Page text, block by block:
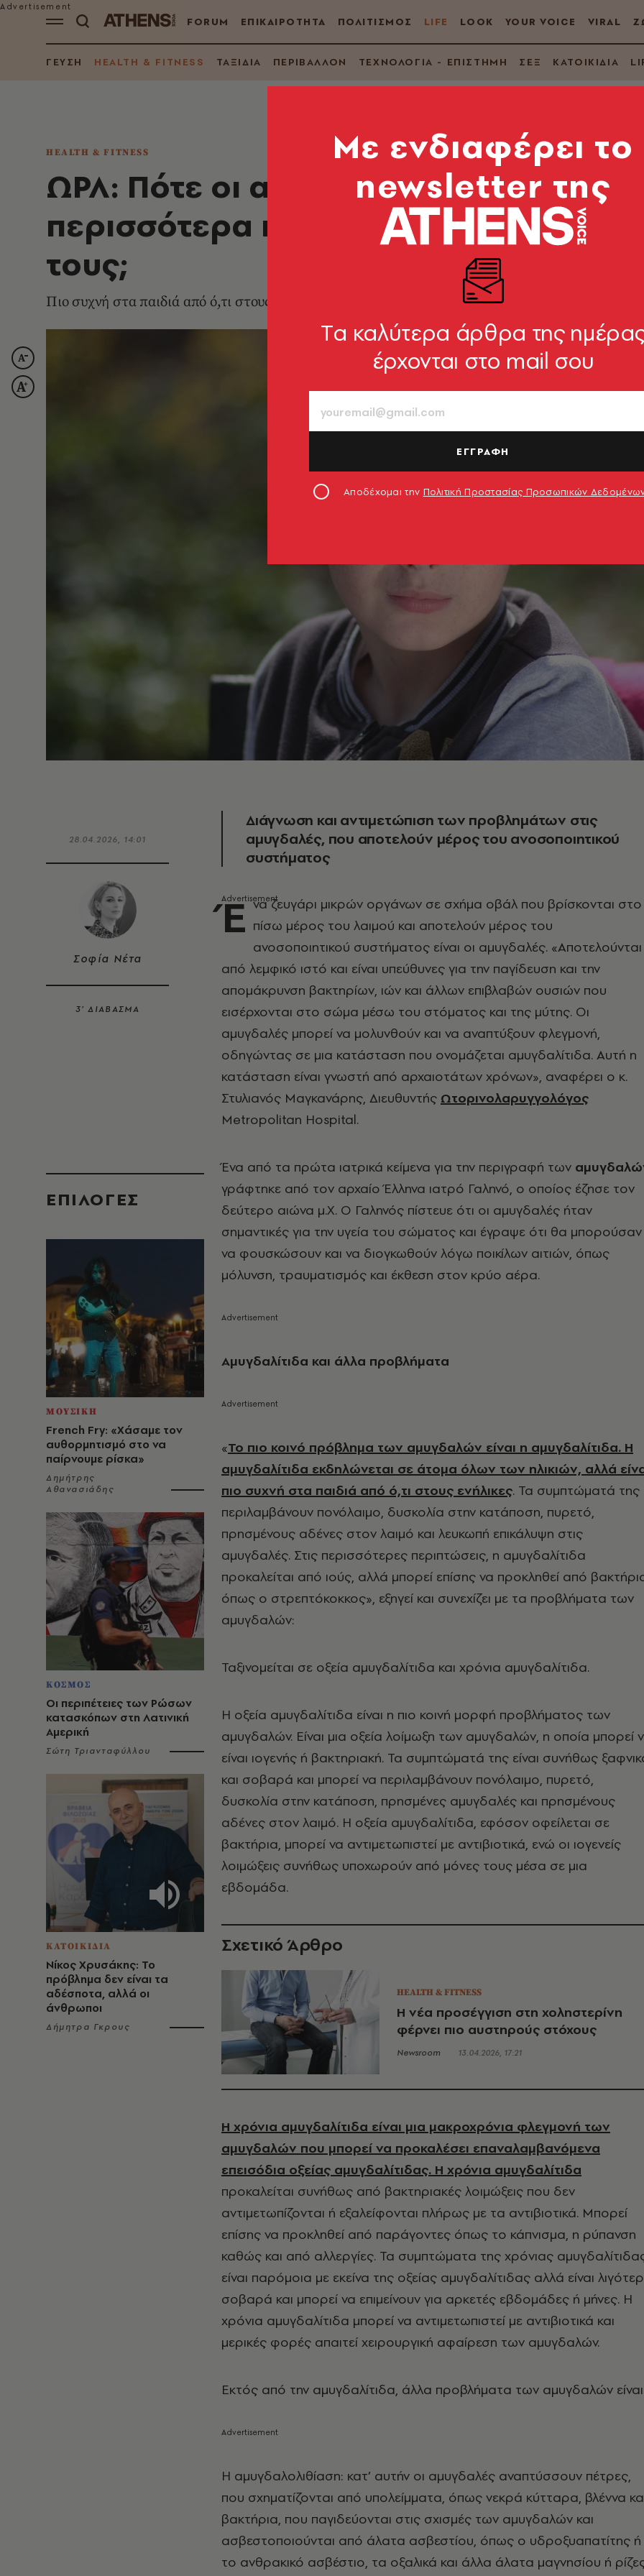
FORUM ΕΠΙΚΑΙΡΟΤΗΤΑ ΠΟΛΙΤΙΣΜΟΣ LIFE LOOK YOUR VOICE VIRAL
ΓΕΥΣΗ HEALTH & FITNESS ΤΑΞΙΔΙΑ ΠΕΡΙΒΑΛΛΟΝ ΤΕΧΝΟΛΟΓΙΑ - ΕΠΙΣΤΗΜΗ ΣΕΞ ΚΑΤΟΙΚΙΔΙΑ
HEALTH & FITNESS
ΩΡΛ: Πότε οι αμυγδαλές δημιουργούν
περισσότερα προβλήματα από τα
τους;
Πιο συχνή στα παιδιά από ό,τι στους ενήλικες η αμυγδαλίτιδα
28.04.2026, 14:01
Σοφία Νέτα
3’ ΔΙΑΒΑΣΜΑ
EΠΙΛΟΓΈΣ
ΜΟΥΣΙΚΗ
French Fry: «Χάσαμε τον
αυθορμητισμό στο να
παίρνουμε ρίσκα»
Δημήτρης
Αθανασιάδης
ΚΟΣΜΟΣ
Οι περιπέτειες των Ρώσων
κατασκόπων στη Λατινική
Αμερική
Σώτη Τριανταφύλλου
ΚΑΤΟΙΚΙΔΙΑ
Νίκος Χρυσάκης: Το
πρόβλημα δεν είναι τα
αδέσποτα, αλλά οι
άνθρωποι
Δήμητρα Γκρους
Διάγνωση και αντιμετώπιση των προβλημάτων στις
αμυγδαλές, που αποτελούν μέρος του ανοσοποιητικού
συστήματος
Έ να ζευγάρι μικρών οργάνων σε σχήμα οβάλ που βρίσκονται στο
πίσω μέρος του λαιμού και αποτελούν μέρος του
ανοσοποιητικού συστήματος είναι οι αμυγδαλές. «Αποτελούνται
από λεμφικό ιστό και είναι υπεύθυνες για την παγίδευση και την
απομάκρυνση βακτηρίων, ιών και άλλων επιβλαβών ουσιών που
εισέρχονται στο σώμα μέσω του στόματος και της μύτης. Οι
αμυγδαλές μπορεί να μολυνθούν και να αναπτύξουν φλεγμονή,
οδηγώντας σε μια κατάσταση που ονομάζεται αμυγδαλίτιδα. Αυτή η
κατάσταση είναι γνωστή από αρχαιοτάτων χρόνων», αναφέρει ο κ.
Στυλιανός Μαγκανάρης, Διευθυντής Ωτορινολαρυγγολόγος
Metropolitan Hospital.
Ένα από τα πρώτα ιατρικά κείμενα για την περιγραφή των
γράφτηκε από τον αρχαίο Έλληνα ιατρό Γαληνό, ο οποίος έζησε τον
δεύτερο αιώνα μ.Χ. Ο Γαληνός πίστευε ότι οι αμυγδαλές ήταν
σημαντικές για την υγεία του σώματος και έγραψε ότι θα μπορούσαν
να φουσκώσουν και να διογκωθούν λόγω ποικίλων αιτιών, όπως
μόλυνση, τραυματισμός και έκθεση στον κρύο αέρα.
Αμυγδαλίτιδα και άλλα προβλήματα
«Το πιο κοινό πρόβλημα των αμυγδαλών είναι η αμυγδαλίτιδα. Η
αμυγδαλίτιδα εκδηλώνεται σε άτομα όλων των ηλικιών, αλλά
πιο συχνή στα παιδιά από ό,τι στους ενήλικες. Τα συμπτώματά της
περιλαμβάνουν πονόλαιμο, δυσκολία στην κατάποση, πυρετό,
πρησμένους αδένες στον λαιμό και λευκωπή επικάλυψη στις
αμυγδαλές. Στις περισσότερες περιπτώσεις, η αμυγδαλίτιδα
προκαλείται από ιούς, αλλά μπορεί επίσης να προκληθεί από
όπως ο στρεπτόκοκκος», εξηγεί και συνεχίζει με τα προβλήματα των
αμυγδαλών:
Ταξινομείται σε οξεία αμυγδαλίτιδα και χρόνια αμυγδαλίτιδα.
Η οξεία αμυγδαλίτιδα είναι η πιο κοινή μορφή προβλήματος των
αμυγδαλών. Είναι μια οξεία λοίμωξη των αμυγδαλών, η οποία μπορεί
είναι ιογενής ή βακτηριακή. Τα συμπτώματά της είναι συνήθως
και σοβαρά και μπορεί να περιλαμβάνουν πονόλαιμο, πυρετό,
δυσκολία στην κατάποση, πρησμένες αμυγδαλές και πρησμένους
αδένες στον λαιμό. Η οξεία αμυγδαλίτιδα, εφόσον οφείλεται σε
βακτήρια, μπορεί να αντιμετωπιστεί με αντιβιοτικά, ενώ οι ιογενείς
λοιμώξεις συνήθως υποχωρούν από μόνες τους μέσα σε μια
εβδομάδα.
Σχετικό Άρθρο
HEALTH & FITNESS
Η νέα προσέγγιση στη χοληστερίνη
φέρνει πιο αυστηρούς στόχους
Newsroom 13.04.2026, 17:21
Η χρόνια αμυγδαλίτιδα είναι μια μακροχρόνια φλεγμονή των
αμυγδαλών που μπορεί να προκαλέσει επαναλαμβανόμενα
επεισόδια οξείας αμυγδαλίτιδας. Η χρόνια αμυγδαλίτιδα
προκαλείται συνήθως από βακτηριακές λοιμώξεις που δεν
αντιμετωπίζονται ή εξαλείφονται πλήρως με τα αντιβιοτικά. Μπορεί
επίσης να προκληθεί από παράγοντες όπως το κάπνισμα, η ρύπανση
καθώς και από αλλεργίες. Τα συμπτώματα της χρόνιας
είναι παρόμοια με εκείνα της οξείας αμυγδαλίτιδας αλλά είναι
σοβαρά και μπορεί να επιμείνουν για αρκετές εβδομάδες ή μήνες. Η
χρόνια αμυγδαλίτιδα μπορεί να αντιμετωπιστεί με αντιβιοτικά και
μερικές φορές απαιτεί χειρουργική αφαίρεση των αμυγδαλών.
Εκτός από την αμυγδαλίτιδα, άλλα προβλήματα των αμυγδαλών
Η αμυγδαλολιθίαση: κατ’ αυτήν οι αμυγδαλές αναπτύσσουν πέτρες,
που σχηματίζονται από υπολείμματα, όπως νεκρά κύτταρα, βλέννα
βακτήρια, που παγιδεύονται στις σχισμές των αμυγδαλών και
ασβεστοποιούνται από άλατα ασβεστίου, όπως ο υδροξυαπατίτης ή
το ανθρακικό ασβέστιο, τα οξαλικά και άλλα άλατα μαγνησίου ή
Mε ενδιαφέρει το
newsletter της
Tα καλύτερα άρθρα της
έρχονται στο mail σου
ΕΓΓΡΑΦΗ
Αποδέχομαι την Πολιτική Προστασίας Προσωπικών